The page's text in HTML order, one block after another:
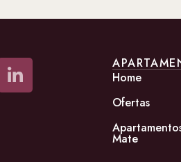
Home
Ofertas
Mate